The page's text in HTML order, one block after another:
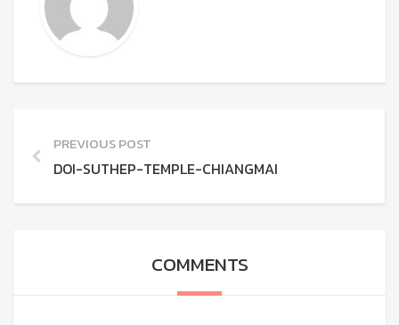
PREVIOUS POST
DOI-SUTHEP-TEMPLE-CHIANGMAI
COMMENTS